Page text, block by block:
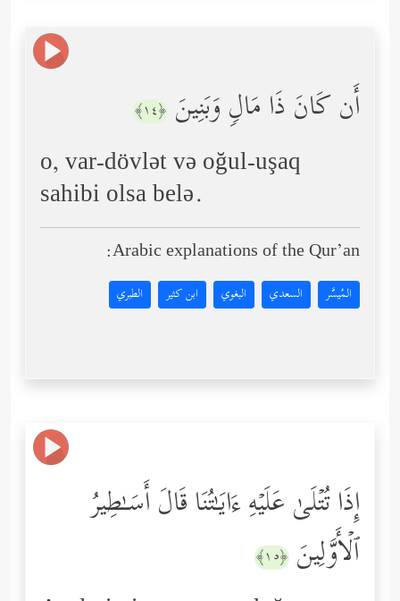
أَن كَانَ ذَا مَالࣲ وَبَنِینَ ﴿١٤﴾
o, var-dövlət və oğul-uşaq
sahibi olsa belə.
Arabic explanations of the Qur’an:
المُيسَّر السعدي البغوي ابن كثير الطبري
إِذَا تُتۡلَىٰ عَلَیۡهِ ءَایَـٰتُنَا قَالَ أَسَـٰطِیرُ
ٱلۡأَوَّلِینَ ﴿١٥﴾